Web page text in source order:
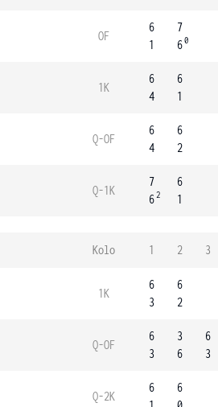
OF
6
1
7
60
1K
6
4
6
1
Q-OF
6
4
6
2
Q-1K
7
62
6
1
Kolo 1 2 3
1K
6
3
6
2
Q-OF
6
3
3
6
6
3
Q-2K
6
6